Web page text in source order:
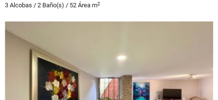
3 Alcobas / 2 Baño(s) / 52 Área m2